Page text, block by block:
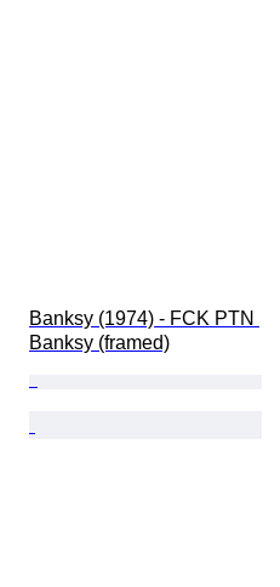
Banksy (1974) - FCK PTN
Banksy (framed)